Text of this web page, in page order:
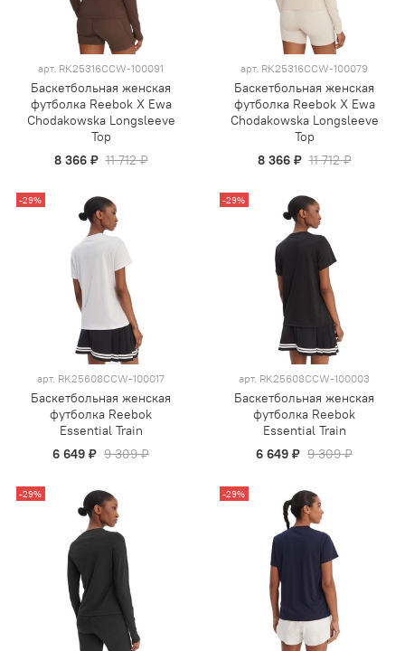
арт. RK25316CCW-100091
Баскетбольная женская
футболка Reebok X Ewa
Chodakowska Longsleeve
Top
8 366 ₽ 11 712 ₽
арт. RK25316CCW-100079
Баскетбольная женская
футболка Reebok X Ewa
Chodakowska Longsleeve
Top
8 366 ₽ 11 712 ₽
-29%
арт. RK25608CCW-100017
Баскетбольная женская
футболка Reebok
Essential Train
6 649 ₽ 9 309 ₽
-29%
арт. RK25608CCW-100003
Баскетбольная женская
футболка Reebok
Essential Train
6 649 ₽ 9 309 ₽
-29% -29%